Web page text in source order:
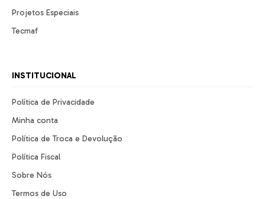
Projetos Especiais
Tecmaf
INSTITUCIONAL
Política de Privacidade
Minha conta
Política de Troca e Devolução
Política Fiscal
Sobre Nós
Termos de Uso